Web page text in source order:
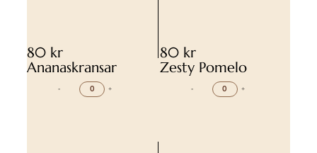
80 kr
Ananaskransar
- +
80 kr
Zesty Pomelo
- +